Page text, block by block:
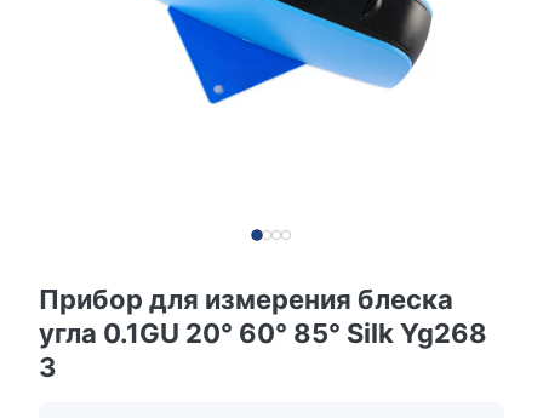
Прибор для измерения блеска
угла 0.1GU 20° 60° 85° Silk Yg268
3